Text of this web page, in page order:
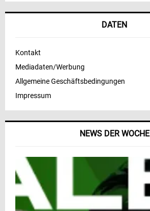
NEWS DER WOCHE
DATEN
Kontakt
Mediadaten/Werbung
Allgemeine Geschäftsbedingungen
Impressum